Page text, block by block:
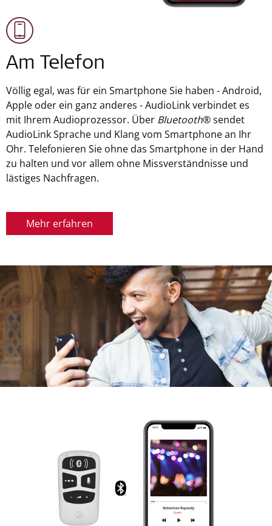
Am Telefon
Völlig egal, was für ein Smartphone Sie haben - Android,
Apple oder ein ganz anderes - AudioLink verbindet es
mit Ihrem Audioprozessor. Über Bluetooth® sendet
AudioLink Sprache und Klang vom Smartphone an Ihr
Ohr. Telefonieren Sie ohne das Smartphone in der Hand
zu halten und vor allem ohne Missverständnisse und
lästiges Nachfragen.
Mehr erfahren